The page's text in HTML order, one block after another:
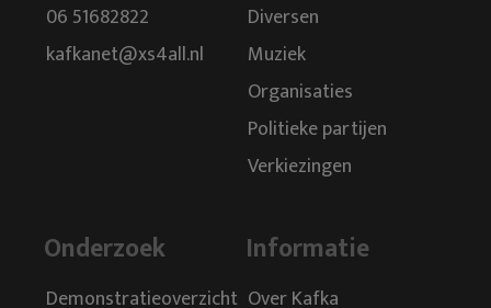
06 51682822
kafkanet@xs4all.nl
Diversen
Muziek
Organisaties
Politieke partijen
Verkiezingen
Onderzoek
Demonstratieoverzicht
Informatie
Over Kafka